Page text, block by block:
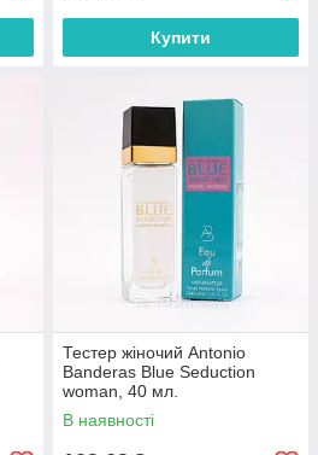
Купити
Тестер жіночий Antonio
Banderas Blue Seduction
woman, 40 мл.
В наявності